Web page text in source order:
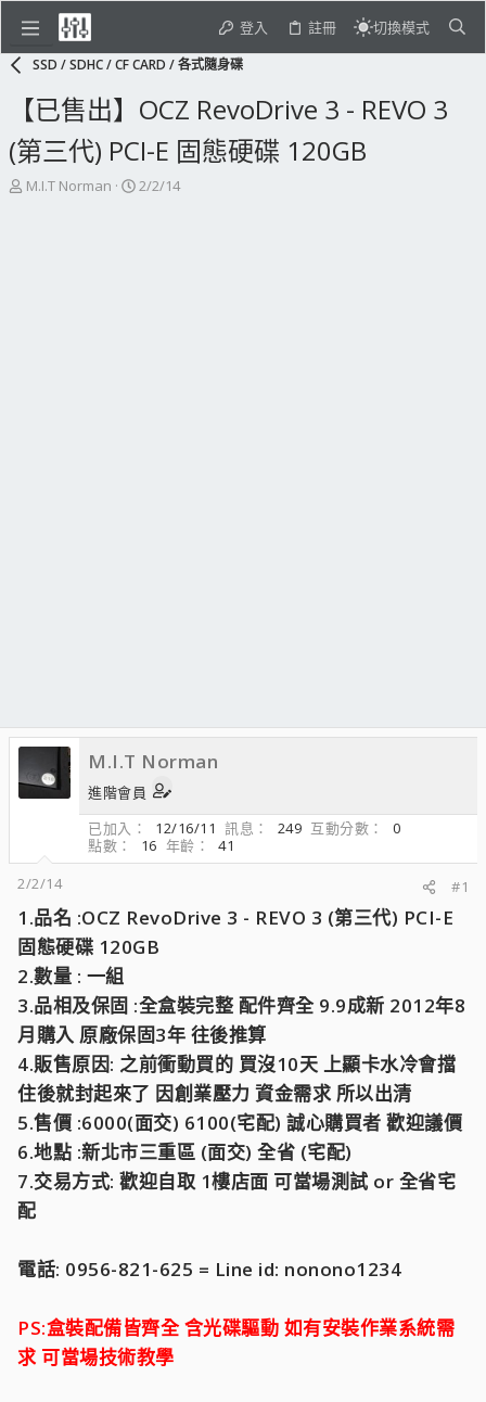
登入 註冊 切換模式
SSD / SDHC / CF CARD / 各式隨身碟
【已售出】OCZ RevoDrive 3 - REVO 3
(第三代) PCI-E 固態硬碟 120GB
主
M.I.T Norman
開
2/2/14
M.I.T Norman
進階會員
已加入
12/16/11 訊息 249 互動分數
0
點數
16 年齡
41
2/2/14
#1
1.品名 :OCZ RevoDrive 3 - REVO 3 (第三代) PCI-E
固態硬碟 120GB
2.數量 : 一組
3.品相及保固 :全盒裝完整 配件齊全 9.9成新 2012年8
月購入 原廠保固3年 往後推算
4.販售原因: 之前衝動買的 買沒10天 上顯卡水冷會擋
住後就封起來了 因創業壓力 資金需求 所以出清
5.售價 :6000(面交) 6100(宅配) 誠心購買者 歡迎議價
6.地點 :新北市三重區 (面交) 全省 (宅配)
7.交易方式: 歡迎自取 1樓店面 可當場測試 or 全省宅
配
電話: 0956-821-625 = Line id: nonono1234
PS:盒裝配備皆齊全 含光碟驅動 如有安裝作業系統需
求 可當場技術教學